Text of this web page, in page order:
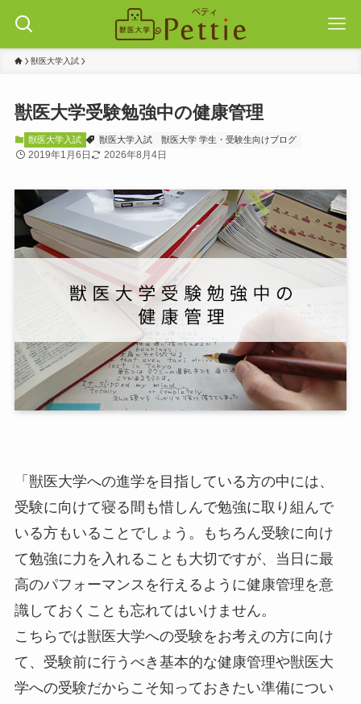
獣医大学入試
獣医大学受験勉強中の健康管理
獣医大学入試 獣医大学入試 獣医大学 学生・受験生向けブログ
2019年1月6日 2026年8月4日
「獣医大学への進学を目指している方の中には、
受験に向けて寝る間も惜しんで勉強に取り組んで
いる方もいることでしょう。もちろん受験に向け
て勉強に力を入れることも大切ですが、当日に最
高のパフォーマンスを行えるように健康管理を意
識しておくことも忘れてはいけません。
こちらでは獣医大学への受験をお考えの方に向け
て、受験前に行うべき基本的な健康管理や獣医大
学への受験だからこそ知っておきたい準備につい